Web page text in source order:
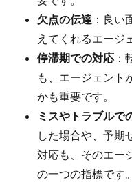
欠点の伝達 ：良い
えてくれるエージ
停滞期での対応 ：
も、エージェント
かも重要です。
ミスやトラブルで
した場合や、予期
対応も、そのエー
の一つの指標です。